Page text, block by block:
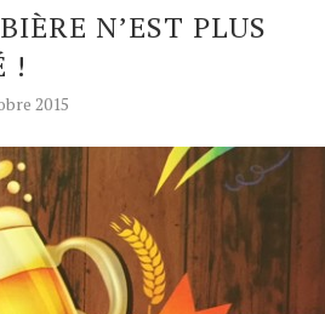
N’EST PLUS
!
2015